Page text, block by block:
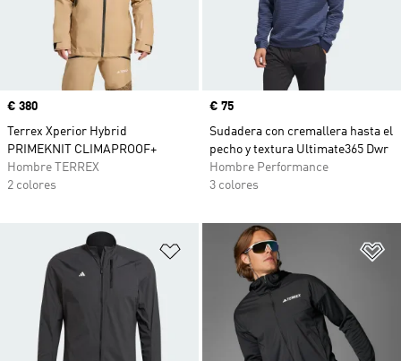
Precio
€ 380
Terrex Xperior Hybrid
PRIMEKNIT CLIMAPROOF+
Hombre TERREX
2 colores
Precio
€ 75
Sudadera con cremallera hasta el
pecho y textura Ultimate365 Dwr
Hombre Performance
3 colores
Añadir a la lista de deseos